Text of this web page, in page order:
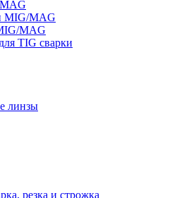
MIG/MAG
MAG
TIG сварки
линзы
резка и строжка